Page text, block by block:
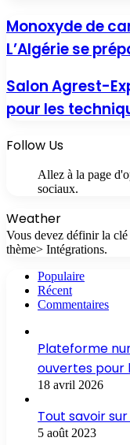
Monoxyde de
L’Algérie se
Salon Agrest-
pour les
Follow Us
Allez à la page
sociaux.
Weather
Vous devez définir la
thème> Intégrations.
Populaire
Récent
Commentaires
Plateforme
ouvertes pour
18 avril 2026
Tout savoir
5 août 2023